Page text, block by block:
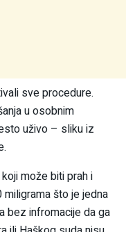
sve procedure.
u osobnim
uživo – sliku iz
može biti prah i
što je jedna
bez infromacije da ga